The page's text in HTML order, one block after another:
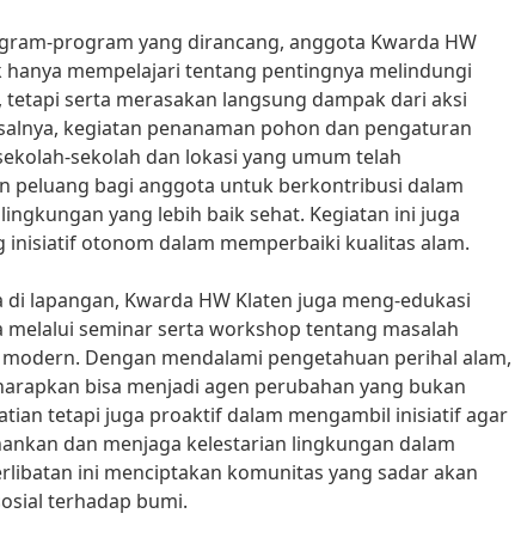
program yang dirancang, anggota Kwarda HW
hanya mempelajari tentang pentingnya melindungi
tetapi serta merasakan langsung dampak dari aksi
kegiatan penanaman pohon dan pengaturan
sekolah dan lokasi yang umum telah
peluang bagi anggota untuk berkontribusi dalam
yang lebih baik sehat. Kegiatan ini juga
inisiatif otonom dalam memperbaiki kualitas alam.
di lapangan, Kwarda HW Klaten juga meng-edukasi
melalui seminar serta workshop tentang masalah
Dengan mendalami pengetahuan perihal alam,
bisa menjadi agen perubahan yang bukan
tetapi juga proaktif dalam mengambil inisiatif agar
dan menjaga kelestarian lingkungan dalam
ini menciptakan komunitas yang sadar akan
terhadap bumi.